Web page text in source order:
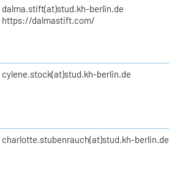
dalma.stift(at)stud.kh-berlin.de
https://dalmastift.com/
cylene.stock(at)stud.kh-berlin.de
charlotte.stubenrauch(at)stud.kh-berlin.de